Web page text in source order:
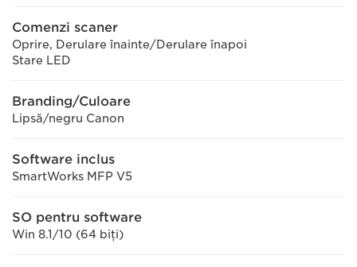
Comenzi scaner
Oprire, Derulare înainte/Derulare înapoi
Stare LED
Branding/Culoare
Lipsă/negru Canon
Software inclus
SmartWorks MFP V5
SO pentru software
Win 8.1/10 (64 biţi)